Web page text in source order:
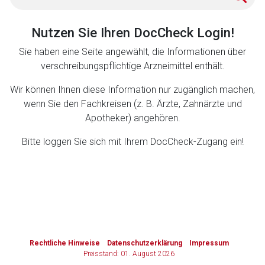
Nutzen Sie Ihren DocCheck Login!
Sie haben eine Seite angewählt, die Informationen über
verschreibungspflichtige Arzneimittel enthält.
Wir können Ihnen diese Information nur zugänglich machen,
wenn Sie den Fachkreisen (z. B. Ärzte, Zahnärzte und
Apotheker) angehören.
Bitte loggen Sie sich mit Ihrem DocCheck-Zugang ein!
Rechtliche Hinweise Datenschutzerklärung
Impressum
Preisstand: 01. August 2026
Zurück zur rote-liste.de Zur Seite